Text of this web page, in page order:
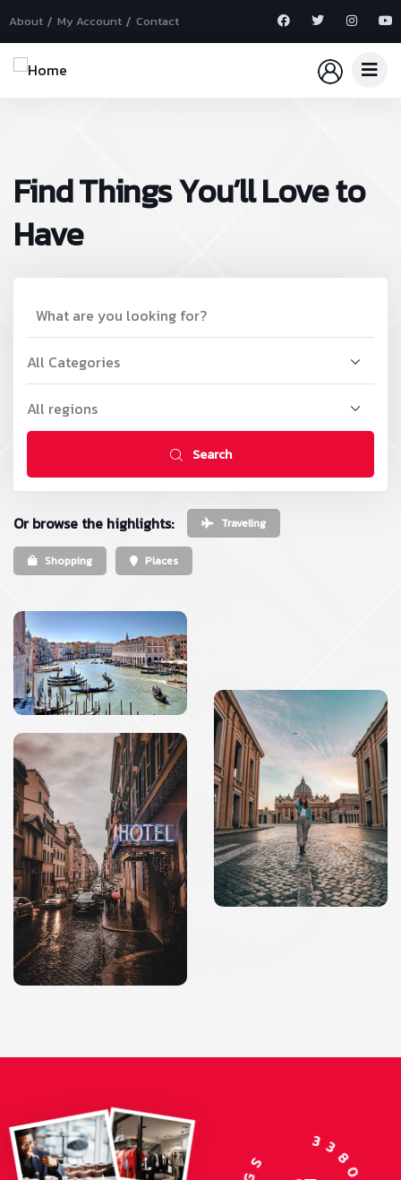
About My Account Contact
Find Things You’ll Love to
Have
Search
Or browse the highlights: Traveling
Shopping Places